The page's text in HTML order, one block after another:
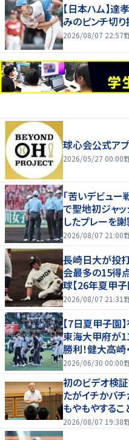
【日本ハム】達
みのピンチ切
2026/08/07 22:57
球心会公式ア
2026/05/27 00:00
｢苦いデビュ
で聖地初ジャ
したプレーを
2026/08/07 21:00
長崎日大が投
会最多の15得
球【26年夏甲子
2026/08/07 21:31
【7日夏甲子園
東海大甲府が
勝利！健大高崎
2026/06/30 00:00
初のビデオ検証
たがイチかバチ
もやもやするこ
2026/08/07 19:38